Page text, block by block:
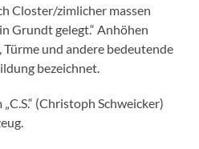
Closter/zimlicher massen
Grundt gelegt.“ Anhöhen
und andere bedeutende
bezeichnet.
(Christoph Schweicker)